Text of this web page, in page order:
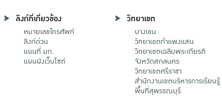
ลิงก์ที่เกี่ยวข้อง
หมายเลขโทรศัพท์
ลิงก์ด่วน
แผนที่ มก.
แผนผังเว็บไซต์
วิทยาเขต
บางเขน
วิทยาเขตกําแพงแสน
วิทยาเขตเฉลิมพระเกียรติ
จังหวัดสกลนคร
วิทยาเขตศรีราชา
สำนักงานเขตบริหารการเรียนรู้
พื้นที่สุพรรณบุรี